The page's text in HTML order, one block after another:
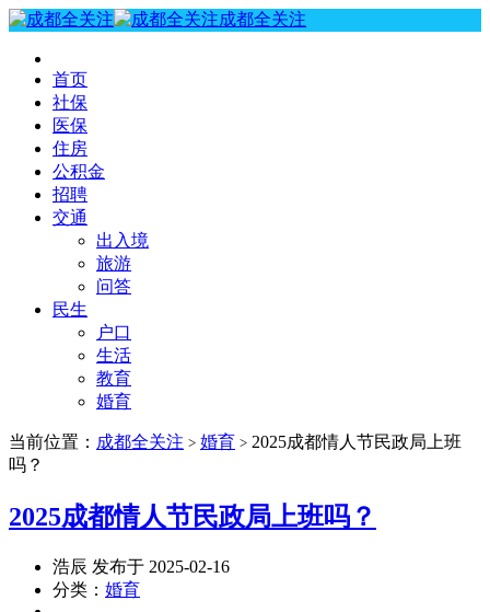
成都全关注
首页
社保
医保
住房
公积金
招聘
交通
出入境
旅游
问答
民生
户口
生活
教育
婚育
当前位置： 成都全关注 > 婚育 > 2025成都情人节民政局上班
吗？
2025成都情人节民政局上班吗？
浩辰 发布于 2025-02-16
分类： 婚育